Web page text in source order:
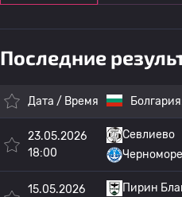
Последние
Дата / Время
23.05.2026
18:00
Севлиево
15.05.2026
Пирин